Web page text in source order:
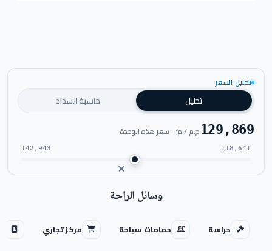
تحليل السعر
تحليل حاسبة السداد
129,869ج.م / م² · سعر هذه الوحدة
118,641
142,943
وسائل الراحة
حراسة حمامات سباحة مركز تجاري